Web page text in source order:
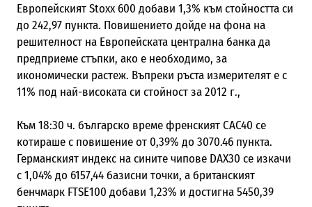
Европейският Stoxx 600 добави 1,3% към стойността си
до 242,97 пункта. Повишението дойде на фона на
решителност на Европейската централна банка да
предприеме стъпки, ако е необходимо, за
икономически растеж. Въпреки ръста измерителят е с
11% под най-високата си стойност за 2012 г.,
Към 18:30 ч. българско време френският CAC40 се
котираше с повишение от 0,39% до 3070.46 пункта.
Германският индекс на сините чипове DAX30 се изкачи
с 1,04% до 6157,44 базисни точки, а британският
бенчмарк FTSE100 добави 1,23% и достигна 5450,39